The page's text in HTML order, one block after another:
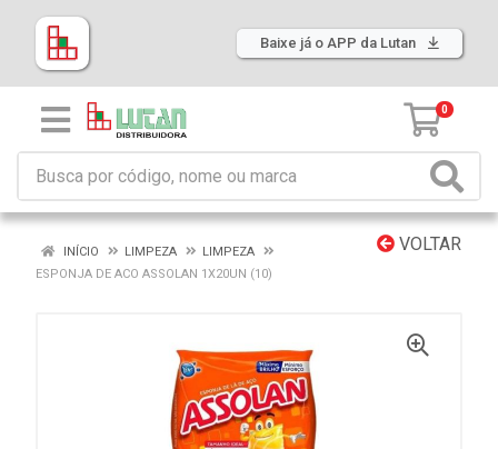
Baixe já o APP da Lutan
0
VOLTAR
INÍCIO LIMPEZA
LIMPEZA
ESPONJA DE ACO ASSOLAN 1X20UN (10)